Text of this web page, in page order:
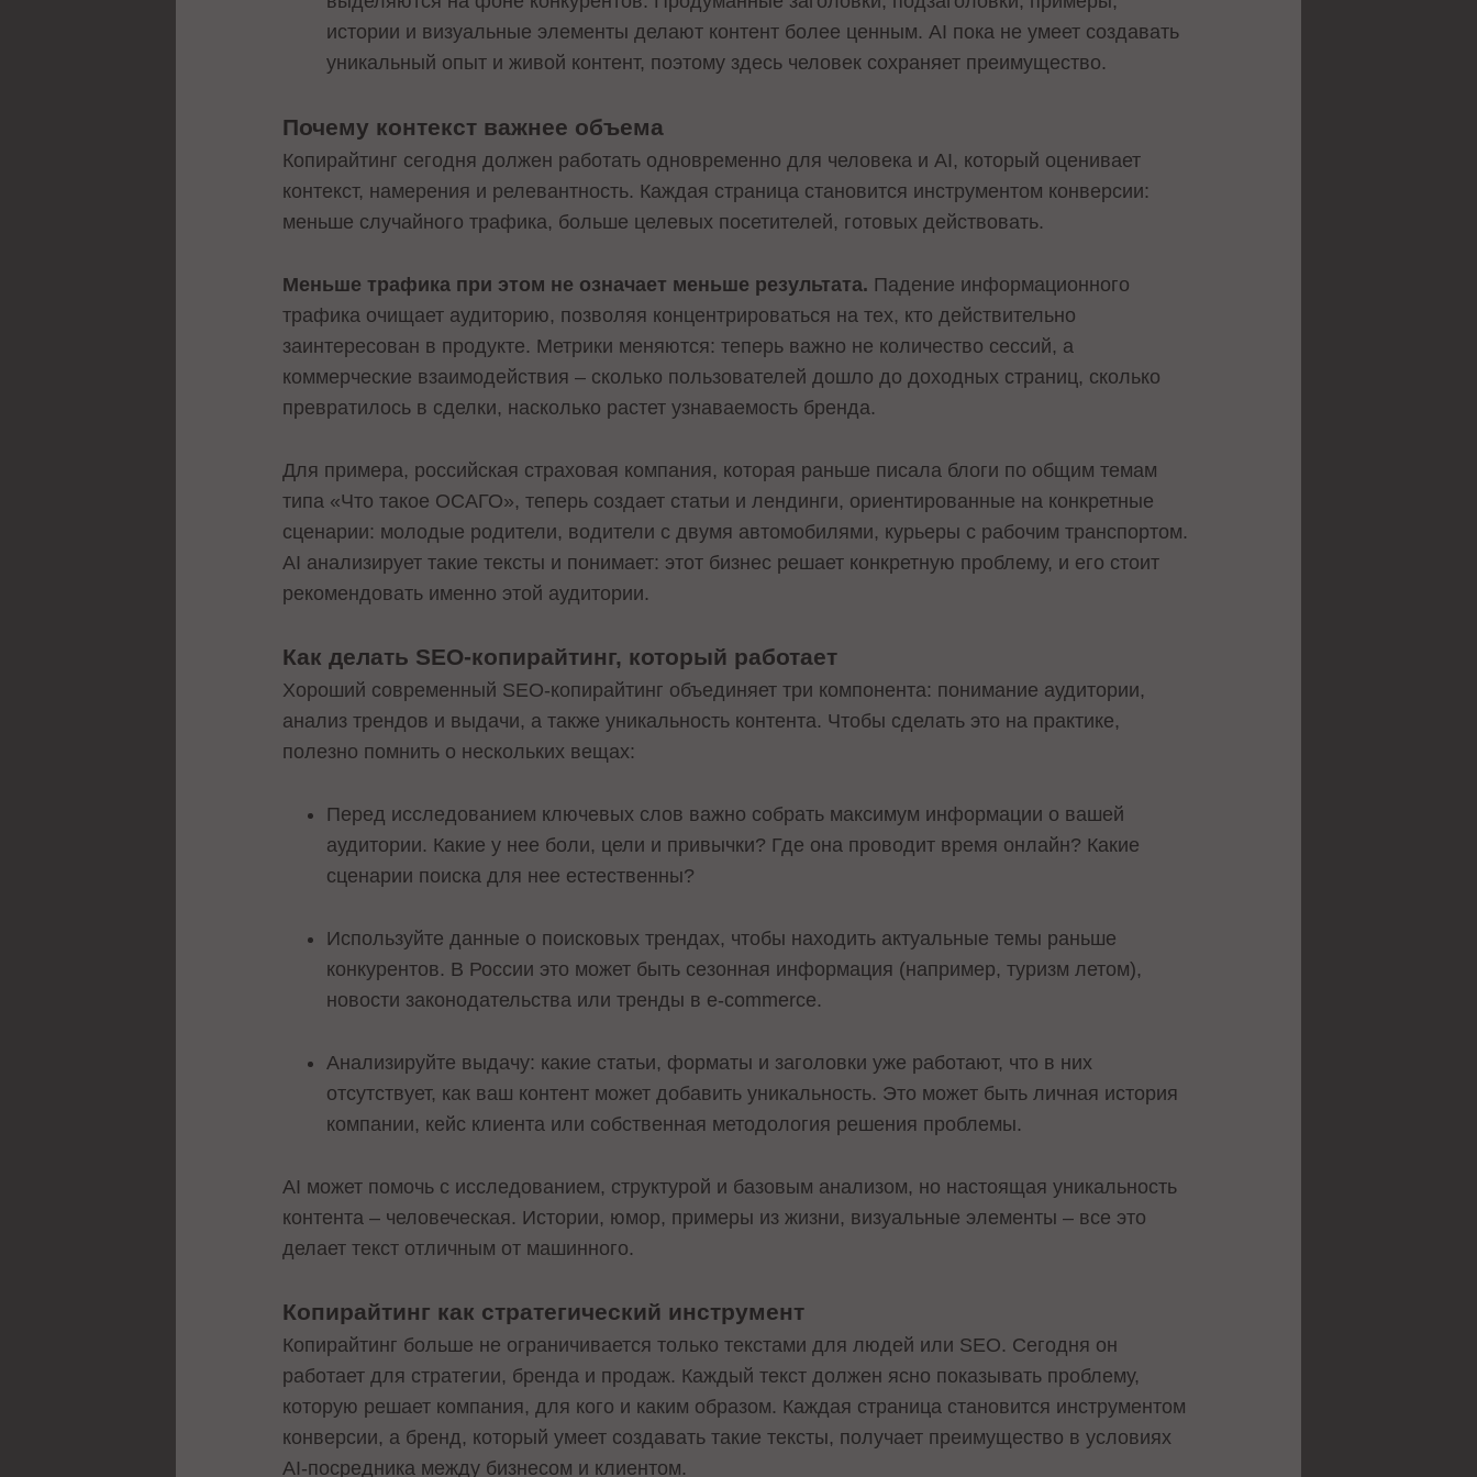
истории и визуальные элементы делают контент более ценным. AI пока не умеет создавать
уникальный опыт и живой контент, поэтому здесь человек сохраняет преимущество.
Почему контекст важнее объема
Копирайтинг сегодня должен работать одновременно для человека и AI, который оценивает
контекст, намерения и релевантность. Каждая страница становится инструментом конверсии:
меньше случайного трафика, больше целевых посетителей, готовых действовать.
Меньше трафика при этом не означает меньше результата. Падение информационного
трафика очищает аудиторию, позволяя концентрироваться на тех, кто действительно
заинтересован в продукте. Метрики меняются: теперь важно не количество сессий, а
коммерческие взаимодействия – сколько пользователей дошло до доходных страниц, сколько
превратилось в сделки, насколько растет узнаваемость бренда.
Для примера, российская страховая компания, которая раньше писала блоги по общим темам
типа «Что такое ОСАГО», теперь создает статьи и лендинги, ориентированные на конкретные
сценарии: молодые родители, водители с двумя автомобилями, курьеры с рабочим транспортом.
AI анализирует такие тексты и понимает: этот бизнес решает конкретную проблему, и его стоит
рекомендовать именно этой аудитории.
Как делать SEO-копирайтинг, который работает
Хороший современный SEO-копирайтинг объединяет три компонента: понимание аудитории,
анализ трендов и выдачи, а также уникальность контента. Чтобы сделать это на практике,
полезно помнить о нескольких вещах:
Перед исследованием ключевых слов важно собрать максимум информации о вашей
аудитории. Какие у нее боли, цели и привычки? Где она проводит время онлайн? Какие
сценарии поиска для нее естественны?
Используйте данные о поисковых трендах, чтобы находить актуальные темы раньше
конкурентов. В России это может быть сезонная информация (например, туризм летом),
новости законодательства или тренды в e-commerce.
Анализируйте выдачу: какие статьи, форматы и заголовки уже работают, что в них
отсутствует, как ваш контент может добавить уникальность. Это может быть личная история
компании, кейс клиента или собственная методология решения проблемы.
AI может помочь с исследованием, структурой и базовым анализом, но настоящая уникальность
контента – человеческая. Истории, юмор, примеры из жизни, визуальные элементы – все это
делает текст отличным от машинного.
Копирайтинг как стратегический инструмент
Копирайтинг больше не ограничивается только текстами для людей или SEO. Сегодня он
работает для стратегии, бренда и продаж. Каждый текст должен ясно показывать проблему,
которую решает компания, для кого и каким образом. Каждая страница становится инструментом
конверсии, а бренд, который умеет создавать такие тексты, получает преимущество в условиях
AI-посредника между бизнесом и клиентом.